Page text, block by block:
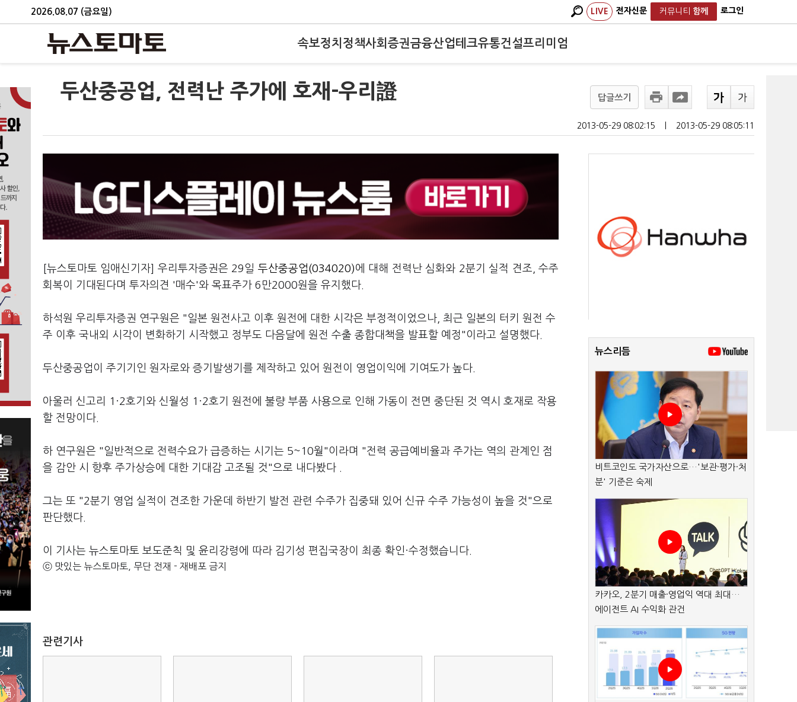
2026.08.07 (금요일) LIVE 전자신문 커뮤니티 함께 로그인
속보정치 정책사회 증권금융산업테크유통건설프리미엄
두산중공업, 전력난 주가에 호재-우리證 답글쓰기
2013-05-29 08:02:15 2013-05-29 08:05:11
[뉴스토마토 임애신기자] 우리투자증권은 29일 두산중공업(034020)에 대해 전력난 심화와 2분기 실적 견조, 수주
회복이 기대된다며 투자의견 '매수'와 목표주가 6만2000원을 유지했다.
하석원 우리투자증권 연구원은 "일본 원전사고 이후 원전에 대한 시각은 부정적이었으나, 최근 일본의 터키 원전 수
주 이후 국내외 시각이 변화하기 시작했고 정부도 다음달에 원전 수출 종합대책을 발표할 예정"이라고 설명했다.
두산중공업이 주기기인 원자로와 증기발생기를 제작하고 있어 원전이 영업이익에 기여도가 높다.
아울러 신고리 1·2호기와 신월성 1·2호기 원전에 불량 부품 사용으로 인해 가동이 전면 중단된 것 역시 호재로 작용
할 전망이다.
하 연구원은 "일반적으로 전력수요가 급증하는 시기는 5~10월"이라며 "전력 공급예비율과 주가는 역의 관계인 점
을 감안 시 향후 주가상승에 대한 기대감 고조될 것"으로 내다봤다 .
그는 또 "2분기 영업 실적이 견조한 가운데 하반기 발전 관련 수주가 집중돼 있어 신규 수주 가능성이 높을 것"으로
판단했다.
이 기사는 뉴스토마토 보도준칙 및 윤리강령에 따라 김기성 편집국장이 최종 확인·수정했습니다.
ⓒ 맛있는 뉴스토마토, 무단 전재 - 재배포 금지
관련기사
뉴스리듬
비트코인도 국가자산으로…'보관·평가·처
분' 기준은 숙제
카카오, 2분기 매출·영업익 역대 최대…
에이전트 AI 수익화 관건